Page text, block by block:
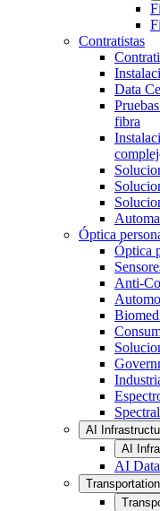
Contratistas
Data
fibra
Óptica
Óptica
Anti-
AI
AI
AI
Transportation